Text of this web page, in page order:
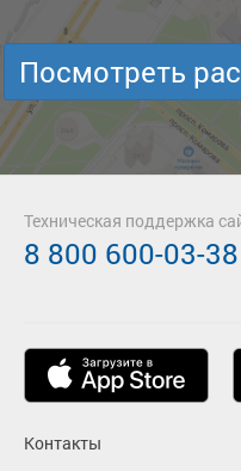
Посмотреть
Контакты
Техническая поддержка
8 800 600-03-38